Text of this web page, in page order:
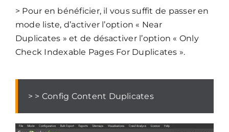
> Pour en bénéficier, il vous suffit de passer en
mode liste, d’activer l’option « Near
Duplicates » et de désactiver l’option « Only
Check Indexable Pages For Duplicates ».
> > Config Content Duplicates